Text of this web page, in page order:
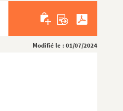
Modifié le : 01/07/2024